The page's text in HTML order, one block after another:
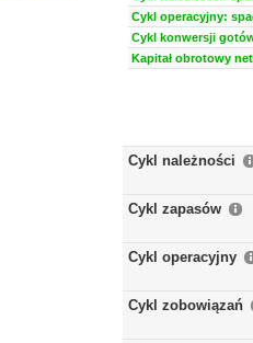
Cykl operacyjny:
Cykl konwersji
Kapitał obrotowy
Cykl należności
Cykl zapasów
Cykl operacyjny
Cykl zobowiązań